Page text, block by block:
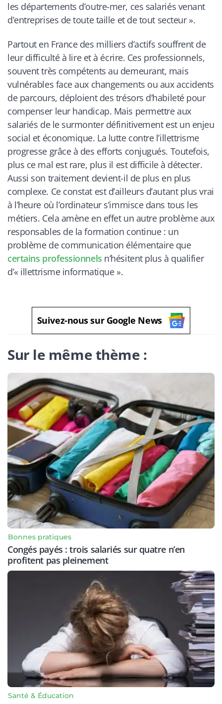
les départements d’outre-mer, ces salariés venant
d’entreprises de toute taille et de tout secteur ».
Partout en France des milliers d’actifs souffrent de
leur difficulté à lire et à écrire. Ces professionnels,
souvent très compétents au demeurant, mais
vulnérables face aux changements ou aux accidents
de parcours, déploient des trésors d’habileté pour
compenser leur handicap. Mais permettre aux
salariés de le surmonter définitivement est un enjeu
social et économique. La lutte contre l’illettrisme
progresse grâce à des efforts conjugués. Toutefois,
plus ce mal est rare, plus il est difficile à détecter.
Aussi son traitement devient-il de plus en plus
complexe. Ce constat est d’ailleurs d’autant plus vrai
à l’heure où l’ordinateur s’immisce dans tous les
métiers. Cela amène en effet un autre problème aux
responsables de la formation continue : un
problème de communication élémentaire que
certains professionnels n’hésitent plus à qualifier
d’« illettrisme informatique ».
Suivez-nous sur Google News
Sur le même thème :
Bonnes pratiques
Congés payés : trois salariés sur quatre n’en
profitent pas pleinement
Santé & Éducation